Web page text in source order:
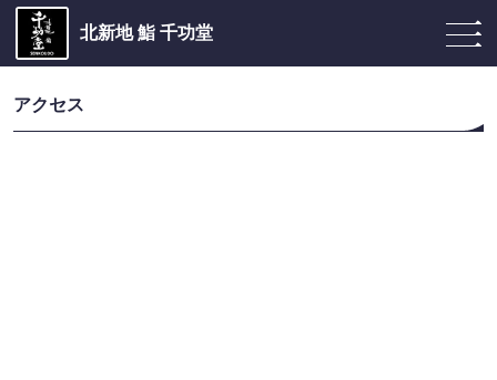
北新地 鮨 千功堂
アクセス